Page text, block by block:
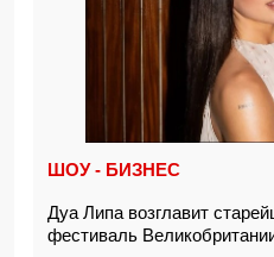
ШОУ - БИЗНЕС
Дуа Липа возглавит
фестиваль